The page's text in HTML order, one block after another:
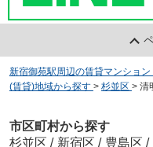
新宿御苑駅周辺の賃貸マンショ
(賃貸)地域から探す > 杉並区 > 清
市区町村から探す
杉並区 / 新宿区 / 豊島区 /